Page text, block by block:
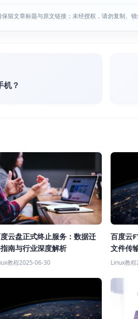
留文章标题与原文链接；未经授权，请勿复制、镜
机？
云盘正式终止服务：数据迁
南与行业深度解析
教程2025-06-30
百度云
文件传
Linux教程